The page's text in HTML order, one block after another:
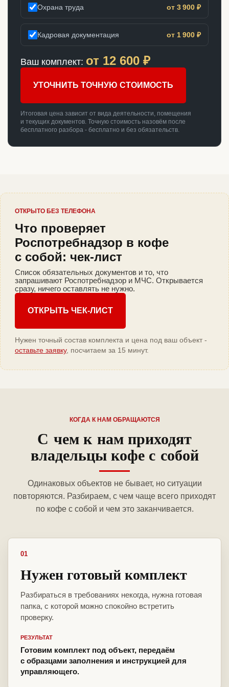
Охрана труда от 3 900 ₽
Кадровая документация от 1 900 ₽
Ваш комплект: от 12 600 ₽
УТОЧНИТЬ ТОЧНУЮ СТОИМОСТЬ
Итоговая цена зависит от вида деятельности, помещения
и текущих документов. Точную стоимость назовём после
бесплатного разбора - бесплатно и без обязательств.
ОТКРЫТО БЕЗ ТЕЛЕФОНА
Что проверяет
Роспотребнадзор в кофе
с собой: чек-лист
Список обязательных документов и то, что
запрашивают Роспотребнадзор и МЧС. Открывается
сразу, ничего оставлять не нужно.
ОТКРЫТЬ ЧЕК-ЛИСТ
Нужен точный состав комплекта и цена под ваш объект -
оставьте заявку, посчитаем за 15 минут.
КОГДА К НАМ ОБРАЩАЮТСЯ
С чем к нам приходят
владельцы кофе с собой
Одинаковых объектов не бывает, но ситуации
повторяются. Разбираем, с чем чаще всего приходят
по кофе с собой и чем это заканчивается.
01
Нужен готовый комплект
Разбираться в требованиях некогда, нужна готовая
папка, с которой можно спокойно встретить
проверку.
РЕЗУЛЬТАТ
Готовим комплект под объект, передаём
с образцами заполнения и инструкцией для
управляющего.